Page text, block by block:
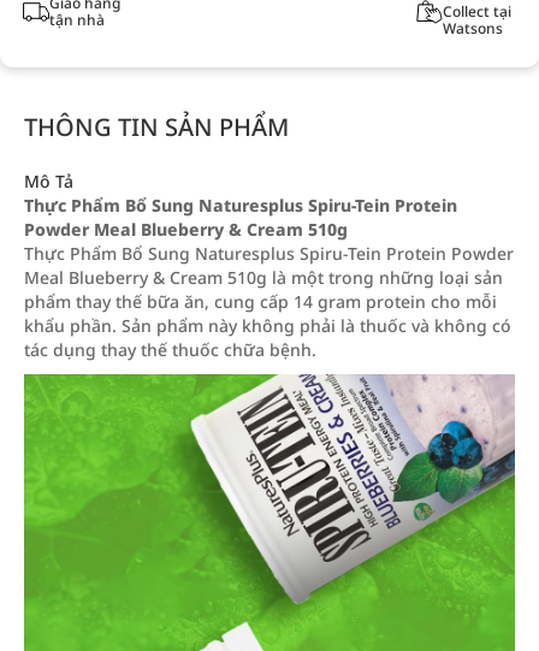
tận nhà
Collect tại
Watsons
THÔNG TIN SẢN PHẨM
Mô Tả
Thực Phẩm Bổ Sung Naturesplus Spiru-Tein Protein
Powder Meal Blueberry & Cream 510g
Thực Phẩm Bổ Sung Naturesplus Spiru-Tein Protein Powder
Meal Blueberry & Cream 510g là một trong những loại sản
phẩm thay thế bữa ăn, cung cấp 14 gram protein cho mỗi
khẩu phần. Sản phẩm này không phải là thuốc và không có
tác dụng thay thế thuốc chữa bệnh.